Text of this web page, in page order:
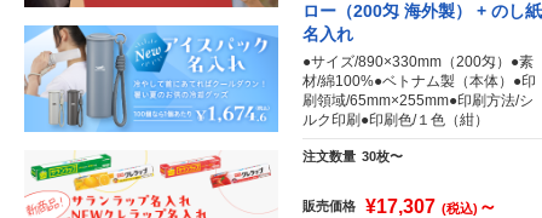
ロー（200匁 海外製） + のし紙
名入れ
●サイズ/890×330mm（200匁）●素
材/綿100%●ベトナム製（本体）●印
刷領域/65mm×255mm●印刷方法/シ
ルク印刷●印刷色/１色（紺）
注文数量 30枚〜
販売価格 ¥17,307 (税込) ～